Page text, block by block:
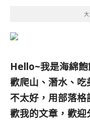
Hello~我是海綿飽
歡爬山、潛水、吃
不太好，用部落格
歡我的文章，歡